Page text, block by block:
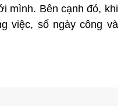
mình. Bên cạnh đó, khi
việc, số ngày công và